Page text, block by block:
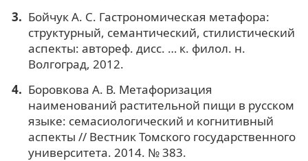
Бойчук А. С. Гастрономическая метафора:
структурный, семантический, стилистический
аспекты: автореф. дисс. … к. филол. н.
Волгоград, 2012.
Боровкова А. В. Метафоризация
наименований растительной пищи в русском
языке: семасиологический и когнитивный
аспекты // Вестник Томского государственного
университета. 2014. № 383.